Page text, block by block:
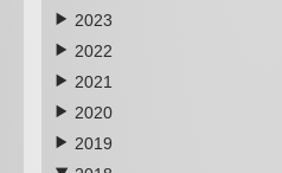
2023
2022
2021
2020
2019